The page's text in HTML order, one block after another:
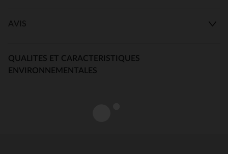
AVIS
QUALITES ET CARACTERISTIQUES
ENVIRONNEMENTALES